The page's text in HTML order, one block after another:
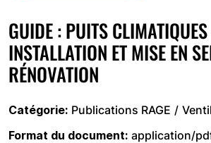
GUIDE : PUITS
INSTALLATION ET MISE EN
RÉNOVATION
Catégorie Publications RAGE
Format du document application/